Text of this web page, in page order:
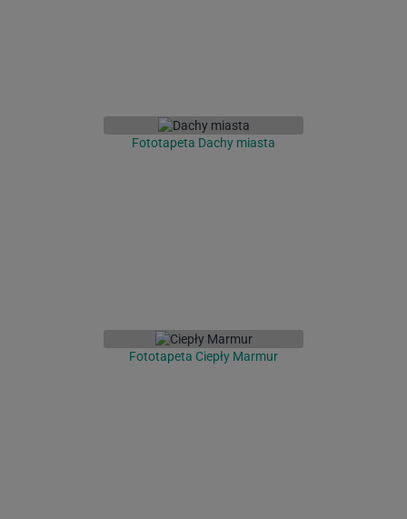
Fototapeta Dachy miasta
Fototapeta Ciepły Marmur